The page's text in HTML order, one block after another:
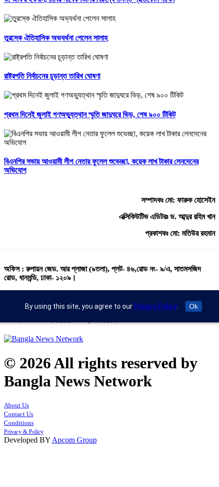
তুরস্কে ঐতিহাসিক অভ্যর্থনা পেলেন সালাহ
রাষ্ট্রপতি নির্বাচনের চূড়ান্ত তারিখ ঘোষণা
প্রথম দিনেই জুলাই গণঅভ্যুত্থান স্মৃতি জাদুঘরে ভিড়, শেষ ৯০০ টিকিট
বিএনপির সভায় আওয়ামী লীগ নেতার ফুলেল শুভেচ্ছা, কয়েক লাখ টাকার লেনদেনের
অভিযোগ
সম্পাদকঃ মো: ফারুক হোসেইন
এক্সিকিউটিভ এডিটরঃ ড. আব্দুর রহিম খান
প্রকাশকঃ মো: মতিউর রহমান
অফিস : রুপায়ন জেড. আর প্লাজা (৯তলা), প্লট- ৪৬,রোড নং- ৯/এ, সাতমসজিদ
রোড, ধানমন্ডি, ঢাকা- ১২০৯।
banglanewsnetwork@gmail.com
© 2026 All rights reserved by
Bangla News Network
About Us
Contact Us
Conditions
Privacy & Policy
Developed BY Apcom Group
By using this site, you agree to our Privacy Policy. Ok